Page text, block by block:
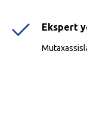
Ekspert